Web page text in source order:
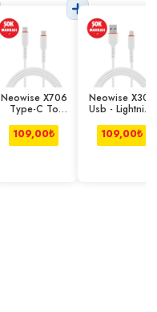
Neowise X706
Type-C To
Data+Şarj
Kablosu
109,00₺
Neowise X306
Usb - Lightning
Kablosu
109,00₺